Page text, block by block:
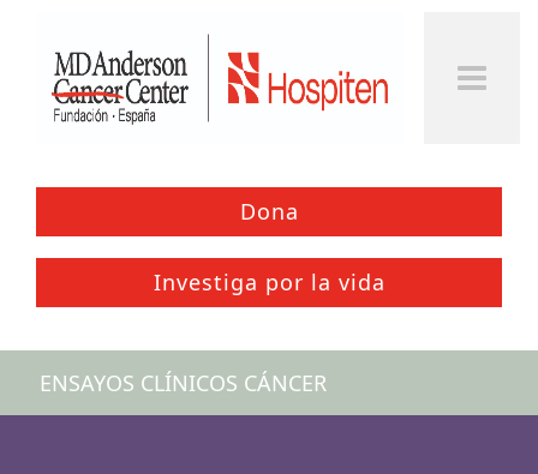
Dona
Investiga por la vida
ENSAYOS CLÍNICOS CÁNCER